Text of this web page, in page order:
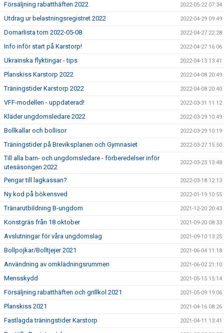
Försäljning rabatthäften 2022 2022-05-22 07:34
Utdrag ur belastningsregistret 2022 2022-04-29 09:49
Domarlista tom 2022-05-08 2022-04-27 22:28
Info inför start på Karstorp! 2022-04-27 16:06
Ukrainska flyktingar - tips 2022-04-13 13:41
Planskiss Karstorp 2022 2022-04-08 20:49
Träningstider Karstorp 2022 2022-04-08 20:40
VFF-modellen - uppdaterad! 2022-03-31 11:12
Kläder ungdomsledare 2022 2022-03-29 10:49
Bollkallar och bollisor 2022-03-29 10:19
Träningstider på Breviksplanen och Gymnasiet 2022-03-27 15:50
Till alla barn- och ungdomsledare - förberedelser inför
utesäsongen 2022
2022-03-23 13:48
Pengar till lagkassan? 2022-03-18 12:13
Ny kod på bökensved 2022-01-19 10:55
Tränarutbildning B-ungdom 2021-12-20 20:43
Konstgräs från 18 oktober 2021-09-20 08:33
Avslutningar för våra ungdomslag 2021-09-10 13:25
Bollpojkar/Bolltjejer 2021 2021-06-04 11:18
Användning av omklädningsrummen 2021-06-02 21:10
Mensskydd 2021-05-15 15:14
Försäljning rabatthäften och grillkol 2021 2021-05-09 19:06
Planskiss 2021 2021-04-16 08:26
Fastlagda träningstider Karstorp 2021-04-11 13:41